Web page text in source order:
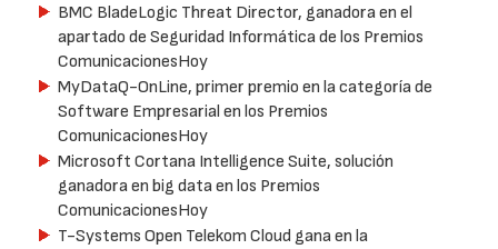
BMC BladeLogic Threat Director, ganadora en el
apartado de Seguridad Informática de los Premios
ComunicacionesHoy
MyDataQ-OnLine, primer premio en la categoría de
Software Empresarial en los Premios
ComunicacionesHoy
Microsoft Cortana Intelligence Suite, solución
ganadora en big data en los Premios
ComunicacionesHoy
T-Systems Open Telekom Cloud gana en la